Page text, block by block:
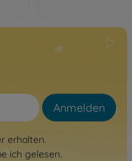
Anmelden
erhalten.
ich gelesen.